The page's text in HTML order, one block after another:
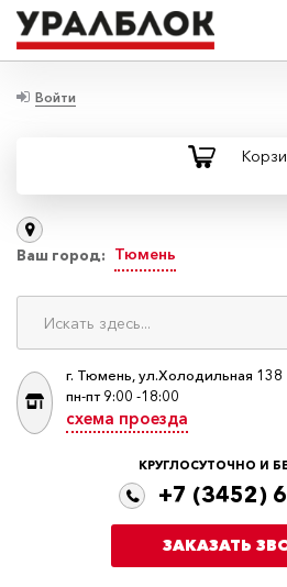
Войти
Ваш город: Тюмень
г. Тюмень, ул.Холодильная 138
пн-пт 9:00 -18:00
схема проезда
КРУГЛОСУТОЧНО И
+7 (3452)
ЗАКАЗАТЬ